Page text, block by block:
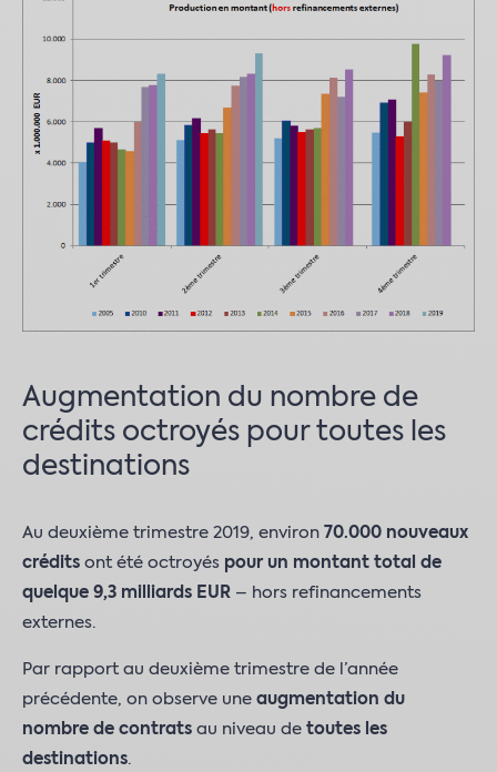
Augmentation du nombre de
crédits octroyés pour toutes les
destinations
Au deuxième trimestre 2019, environ 70.000 nouveaux
crédits ont été octroyés pour un montant total de
quelque 9,3 milliards EUR – hors refinancements
externes.
Par rapport au deuxième trimestre de l’année
précédente, on observe une augmentation du
nombre de contrats au niveau de toutes les
destinations.